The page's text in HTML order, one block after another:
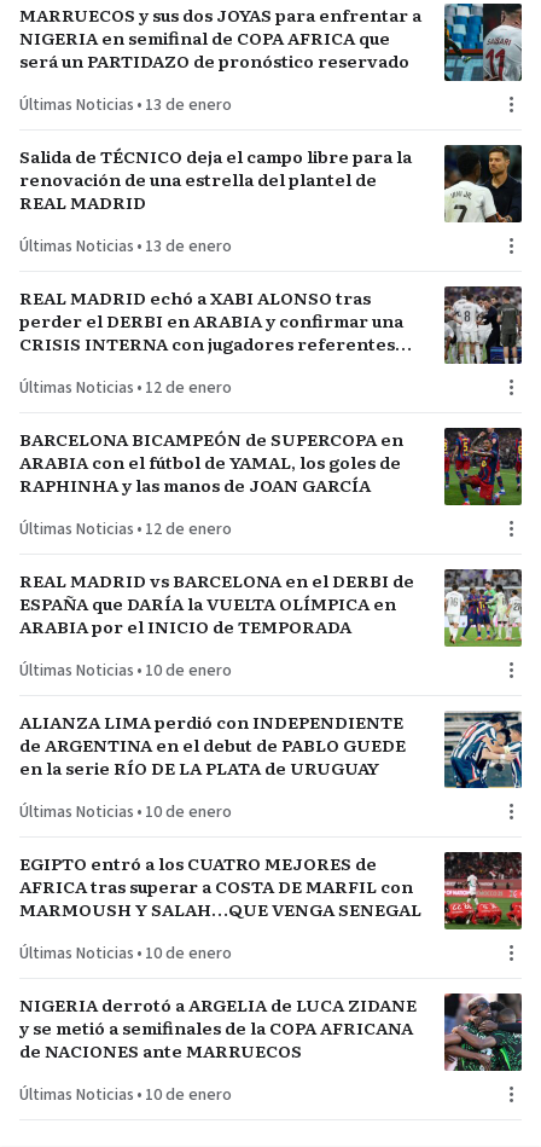
MARRUECOS y sus dos JOYAS para enfrentar a
NIGERIA en semifinal de COPA AFRICA que
será un PARTIDAZO de pronóstico reservado
Últimas Noticias • 13 de enero
Salida de TÉCNICO deja el campo libre para la
renovación de una estrella del plantel de
REAL MADRID
Últimas Noticias • 13 de enero
REAL MADRID echó a XABI ALONSO tras
perder el DERBI en ARABIA y confirmar una
CRISIS INTERNA con jugadores referentes
Últimas Noticias • 12 de enero
BARCELONA BICAMPEÓN de SUPERCOPA en
ARABIA con el fútbol de YAMAL, los goles de
RAPHINHA y las manos de JOAN GARCÍA
Últimas Noticias • 12 de enero
REAL MADRID vs BARCELONA en el DERBI de
ESPAÑA que DARÍA la VUELTA OLÍMPICA en
ARABIA por el INICIO de TEMPORADA
Últimas Noticias • 10 de enero
ALIANZA LIMA perdió con INDEPENDIENTE
de ARGENTINA en el debut de PABLO GUEDE
en la serie RÍO DE LA PLATA de URUGUAY
Últimas Noticias • 10 de enero
EGIPTO entró a los CUATRO MEJORES de
AFRICA tras superar a COSTA DE MARFIL con
MARMOUSH Y SALAH…QUE VENGA SENEGAL
Últimas Noticias • 10 de enero
NIGERIA derrotó a ARGELIA de LUCA ZIDANE
y se metió a semifinales de la COPA AFRICANA
de NACIONES ante MARRUECOS
Últimas Noticias • 10 de enero